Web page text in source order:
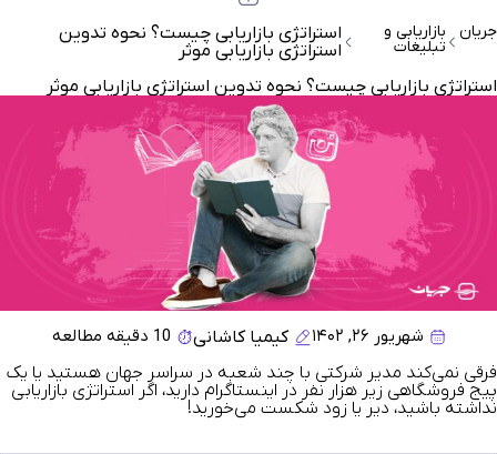
جریان بازاریابی و
تبلیغات
استراتژی بازاریابی چیست؟ نحوه تدوین
استراتژی بازاریابی موثر
استراتژی بازاریابی چیست؟ نحوه تدوین استراتژی بازاریابی موثر
شهریور ۲۶, ۱۴۰۲ کیمیا کاشانی
10 دقیقه مطالعه
فرقی نمی‌کند مدیر شرکتی با چند شعبه در سراسر جهان هستید یا یک
پیج فروشگاهی زیر هزار نفر در اینستاگرام دارید، اگر استراتژی بازاریابی
نداشته باشید، دیر یا زود شکست می‌خورید!